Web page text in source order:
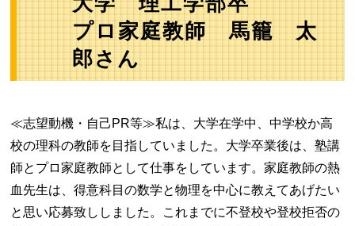
プロ家庭教師 馬籠 太
郎さん
≪志望動機・自己PR等≫私は、大学在学中、中学校か高
校の理科の教師を目指していました。大学卒業後は、塾講
師とプロ家庭教師として仕事をしています。家庭教師の熱
血先生は、得意科目の数学と物理を中心に教えてあげたい
と思い応募致ししました。これまでに不登校や登校拒否の